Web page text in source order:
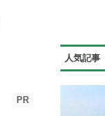
PR
人気記事